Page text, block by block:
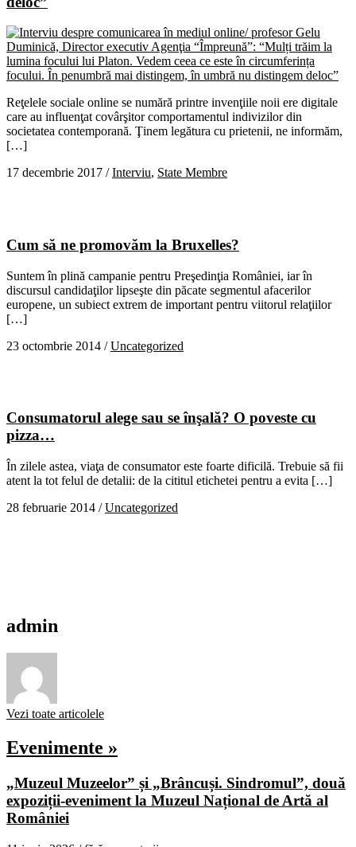
Reţelele sociale online se numără printre invenţiile noii ere digitale
care au influenţat covârşitor comportamentul indivizilor din
societatea contemporană. Ţinem legătura cu prietenii, ne informăm,
[…]
17 decembrie 2017 /Interviu, State Membre
Cum să ne promovăm la Bruxelles?
Suntem în plină campanie pentru Preşedinţia României, iar în
discursul candidaţilor lipseşte din păcate segmentul afacerilor
europene, un subiect extrem de important pentru viitorul relaţiilor
[…]
23 octombrie 2014 /Uncategorized
Consumatorul alege sau se înşală? O poveste cu
pizza…
În zilele astea, viaţa de consumator este foarte dificilă. Trebuie să fii
atent la tot felul de detalii: de la cititul etichetei pentru a evita […]
28 februarie 2014 /Uncategorized
admin
Vezi toate articolele
Evenimente »
„Muzeul Muzeelor” și „Brâncuși. Sindromul”, două
expoziții-eveniment la Muzeul Național de Artă al
României